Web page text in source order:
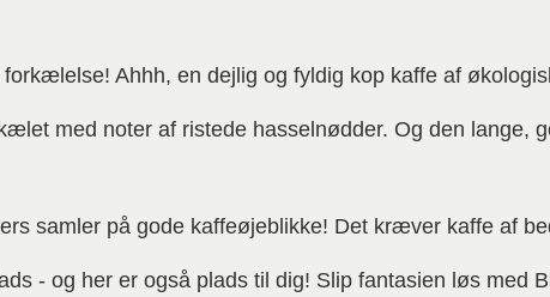
Ahhh, en dejlig og fyldig kop kaffe af
med noter af ristede hasselnødder. Og den lange,
samler på gode kaffeøjeblikke! Det kræver kaffe af
- og her er også plads til dig! Slip fantasien løs